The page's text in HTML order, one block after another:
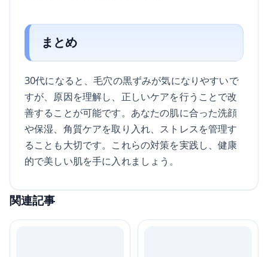
まとめ
30代になると、毛穴の黒ずみが気になりやすいで
すが、原因を理解し、正しいケアを行うことで改
善することが可能です。あなたの肌に合った洗顔
や保湿、角質ケアを取り入れ、ストレスを管理す
ることも大切です。これらの対策を実践し、健康
的で美しい肌を手に入れましょう。
関連記事